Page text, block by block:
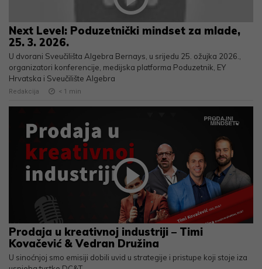
Next Level: Poduzetnički mindset za mlade,
25. 3. 2026.
U dvorani Sveučilišta Algebra Bernays, u srijedu 25. ožujka 2026.,
organizatori konferencije, medijska platforma Poduzetnik, EY
Hrvatska i Sveučilište Algebra
Redakcija < 1 min
Prodaja u kreativnoj industriji – Timi
Kovačević & Vedran Družina
U sinoćnjoj smo emisiji dobili uvid u strategije i pristupe koji stoje iza